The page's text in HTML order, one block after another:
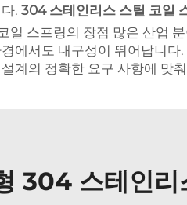
. 304 스테인리스 스틸 코일
일 스프링의 장점 많은 산업
에서도 내구성이 뛰어납니
계의 정확한 요구 사항에 맞
304 스테인리